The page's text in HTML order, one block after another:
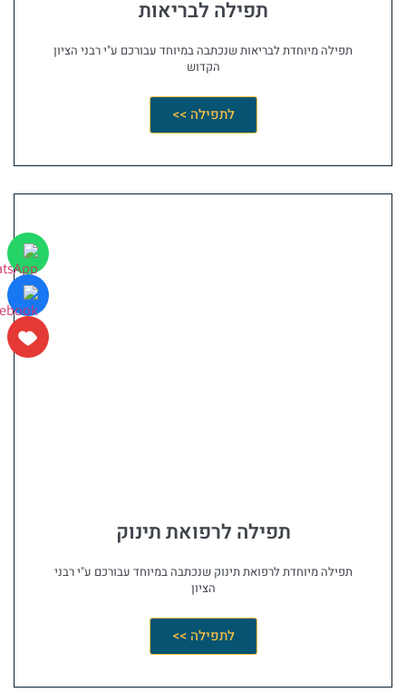
תפילה לבריאות
תפילה מיוחדת לבריאות שנכתבה במיוחד עבורכם ע"י רבני הציון
הקדוש
לתפילה >>
תפילה לרפואת תינוק
תפילה מיוחדת לרפואת תינוק שנכתבה במיוחד עבורכם ע"י רבני
הציון
לתפילה >>